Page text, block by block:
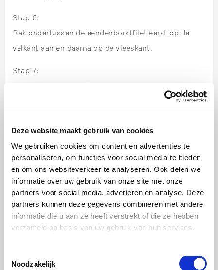
Deze website maakt gebruik van cookies
We gebruiken cookies om content en advertenties te
personaliseren, om functies voor social media te bieden
en om ons websiteverkeer te analyseren. Ook delen we
informatie over uw gebruik van onze site met onze
partners voor social media, adverteren en analyse. Deze
partners kunnen deze gegevens combineren met andere
informatie die u aan ze heeft verstrekt of die ze hebben
verzameld op basis van uw gebruik van hun services.
Noodzakelijk
Stap 6:
Bak ondertussen de eendenborstfilet eerst op de
velkant aan en daarna op de vleeskant.
Stap 7:
op het rooster van de oven, plaats de bratometer en
Kerntemperatuur: 57 ºC
Serveren:
Bak de plakken bloedworst om en om en leg ze op
keukenpapier. Leg een portie linzen op de borden en
gerecht en garneer eventueel met wat cress.